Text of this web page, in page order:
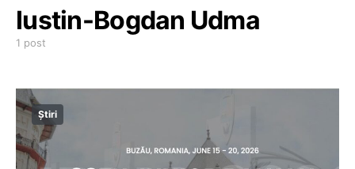
Iustin-Bogdan Udma
1 post
Știri